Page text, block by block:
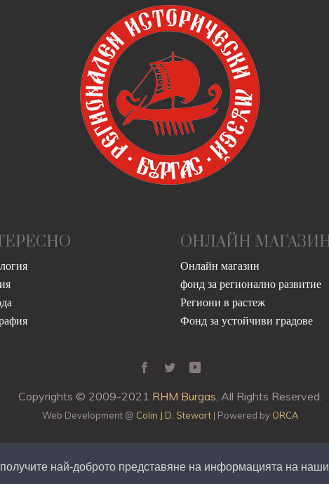
най-доброто представяне на информацията на
ОНЛАЙН
Онлайн магазин
фонд за регионално развитие
Региони в растеж
Фонд за устойчиви градове
Copyrights © 2009-2021 RHM Burgas , All Rights Reserved.
Web Development @ Colin J.D. Stewart| Powered by ORCA